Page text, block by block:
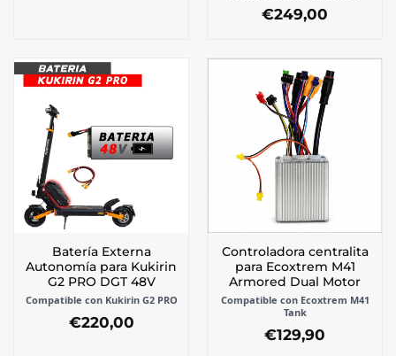
€249,00
tiene
múltiples
variantes.
Las
opciones
se
pueden
en
la
página
de
producto
Batería Externa
Autonomía para Kukirin
G2 PRO DGT 48V
Compatible con Kukirin G2 PRO
€220,00
Controladora centralita
para Ecoxtrem M41
Armored Dual Motor
Compatible con Ecoxtrem M41
Tank
€129,90